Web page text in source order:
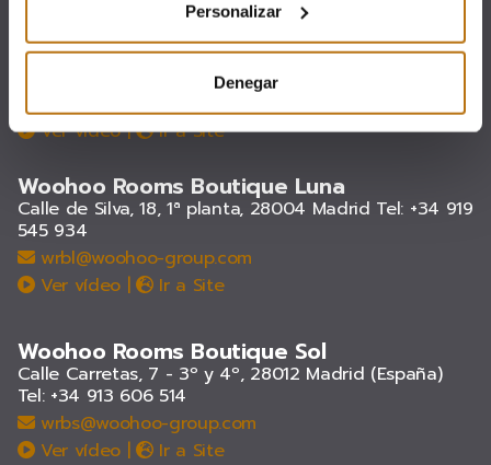
Personalizar
Denegar
Woohoo Suites Madrid
Calle Concepción Arenal, 6 - 1º 28004 Madrid
Tel: +34 911 033 895
Ver vídeo| Ir a Site
Woohoo Rooms Boutique Luna
Calle de Silva, 18, 1ª planta, 28004 Madrid Tel: +34 919
545 934
wrbl@woohoo-group.com
Ver vídeo | Ir a Site
Woohoo Rooms Boutique Sol
Calle Carretas, 7 - 3º y 4º, 28012 Madrid (España)
Tel: +34 913 606 514
wrbs@woohoo-group.com
Ver vídeo | Ir a Site